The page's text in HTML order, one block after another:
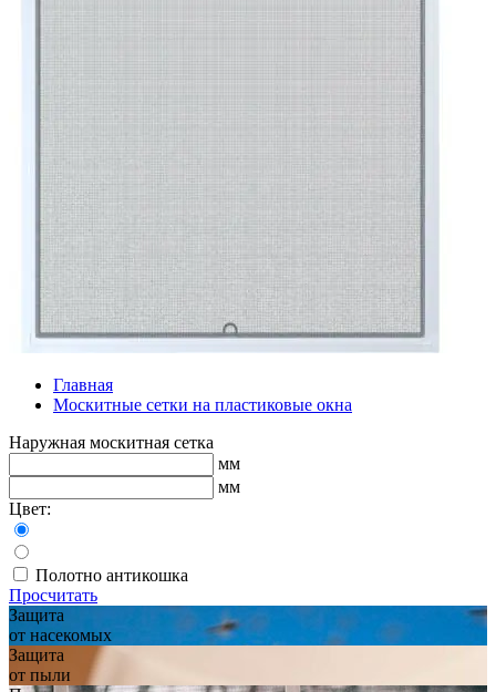
Главная
Москитные сетки на пластиковые окна
Наружная москитная сетка
мм
мм
Цвет:
Полотно антикошка
Просчитать
Защита
от насекомых
Защита
от пыли